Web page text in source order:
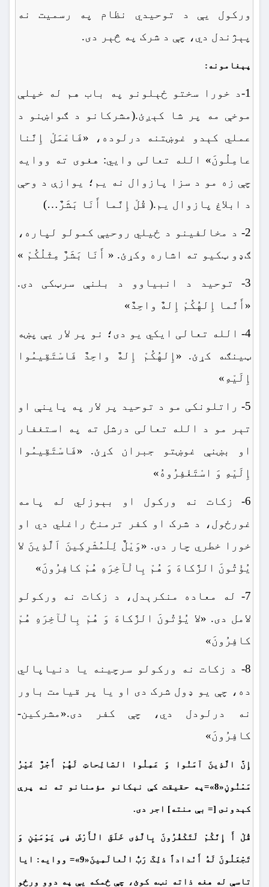
ورکول یې د توحیدي نظام په رسمیت نه
پېژندل دي، چې د شرک په څېر دی.
پېغامونه:
1-د خورا سختو ځېلونو په باب ‏هم له خپلې
موخې مه پر شا کېږئ.(مشرکانو د ګواښنو د
عملي کېدو غوښتنه درلوده، «فَاعْمَلْ إِنَّنا
عامِلُونَ» الله تعالی وايي: هغوی ته ووایه
چې زه مو د سزا پازوال نه یم؛ یوازې د وحې
د ابلاغ پازوال یم.( قُلْ إِنَّما أَنَا بَشَرٌ…)
2- د مخالفینو د ځیلي روحیې کمولو لپاره،
ګډو ټکیو ته اشاره وکړئ. « أَنَا بَشَرٌ مِثْلُکُمْ »
3- توحید د انبیاوو د بلنې سرټکی دی.
«أَنَّما إِلهُکُمْ إِلهٌ واحِدٌ»
4- الله تعالی ایکي یو دی؛ نو پر لار یې پښه
ټینګه کړئ. «إِلهُکُمْ إِلهٌ واحِدٌ فَاسْتَقِیمُوا
إِلَیْهِ»
5- راتلونکی مو د توحید پر لار په پاینې او
تېر مو د الله تعالی درشل ته په استغفار
او بښنې غوښتو جبران کړئ. «فَاسْتَقِیمُوا
إِلَیْهِ وَ اسْتَغْفِرُوهُ»
6- زکات نه ورکول او بېوزلي له پامه
غورځول، د شرک او کفر ترمنځ راغلي دي او
خورا خطري چار دی. «وَیْلٌ لِلْمُشْرِکِینَ اَلَّذِینَ لا
یُؤْتُونَ الزَّکاهَ وَ هُمْ بِالْآخِرَهِ هُمْ کافِرُونَ»
7- له معاده منکرېدل، د زکات نه ورکولو
لامل دی. «لا یُؤْتُونَ الزَّکاهَ وَ هُمْ بِالْآخِرَهِ هُمْ
کافِرُونَ»
8- د زکات نه ورکولو سرچینه یا دنیاپالي
ده، چې یو ډول شرک دی او یا پر قیامت باور
نه درلودل دي، چې کفر دی.«مشرکین-
کافِرُونَ»
إِنَّ الَّذِینَ آمَنُوا وَ عَمِلُوا الصّالِحاتِ لَهُمْ أَجْرٌ غَیْرُ
مَمْنُونٍ«8»=په حقيقت كې نېکانو مؤمنانو ته نه پرې
کېدونى [= بې منته] اجر دى.
قُلْ أَ إِنَّکُمْ لَتَکْفُرُونَ بِالَّذِی خَلَقَ الْأَرْضَ فِی یَوْمَیْنِ وَ
تَجْعَلُونَ لَهُ أَنْداداً ذلِکَ رَبُّ الْعالَمِینَ«9»= ووایه: ايا
تاسې له هغه ذاته نټه کوئ، چې ځمکه يې په دوو ورځو